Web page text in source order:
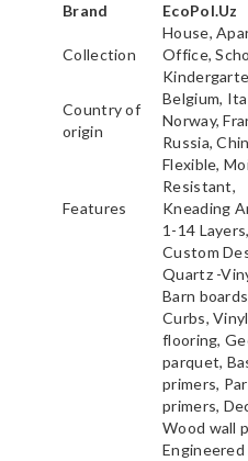
Brand EcoPol.Uz
Collection
House,
Office,
Country of
origin
Belgium,
Norway,
Russia,
Features
Flexible,
Resistant,
Kneading
1-14 Layers,
Custom
Quartz -
Barn
Curbs, Vinyl
flooring,
parquet,
primers,
primers,
Wood wall
Engineered